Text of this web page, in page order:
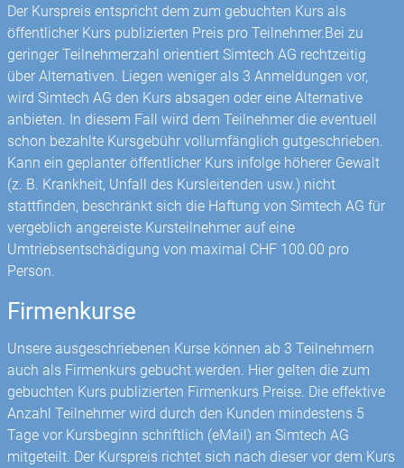
Der Kurspreis entspricht dem zum gebuchten Kurs als
öffentlicher Kurs publizierten Preis pro Teilnehmer.Bei zu
geringer Teilnehmerzahl orientiert Simtech AG rechtzeitig
über Alternativen. Liegen weniger als 3 Anmeldungen vor,
wird Simtech AG den Kurs absagen oder eine Alternative
anbieten. In diesem Fall wird dem Teilnehmer die eventuell
schon bezahlte Kursgebühr vollumfänglich gut­geschrieben.
Kann ein geplanter öffentlicher Kurs infolge höherer Gewalt
(z. B. Krankheit, Unfall des Kursleitenden usw.) nicht
stattfinden, beschränkt sich die Haftung von Simtech AG für
vergeblich angereiste Kursteilnehmer auf eine
Umtriebsentschädigung von maximal CHF 100.00 pro
Person.
Firmenkurse
Unsere ausgeschriebenen Kurse können ab 3 Teilnehmern
auch als Firmenkurs gebucht werden. Hier gelten die zum
gebuchten Kurs publizierten Firmenkurs Preise. Die effektive
Anzahl Teilnehmer wird durch den Kunden mindestens 5
Tage vor Kursbeginn schriftlich (eMail) an Simtech AG
mitgeteilt. Der Kurspreis richtet sich nach dieser vor dem Kurs